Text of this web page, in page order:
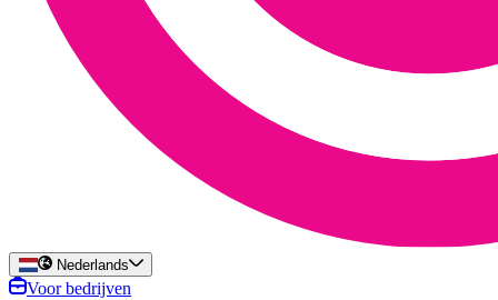
Nederlands
Voor bedrijven